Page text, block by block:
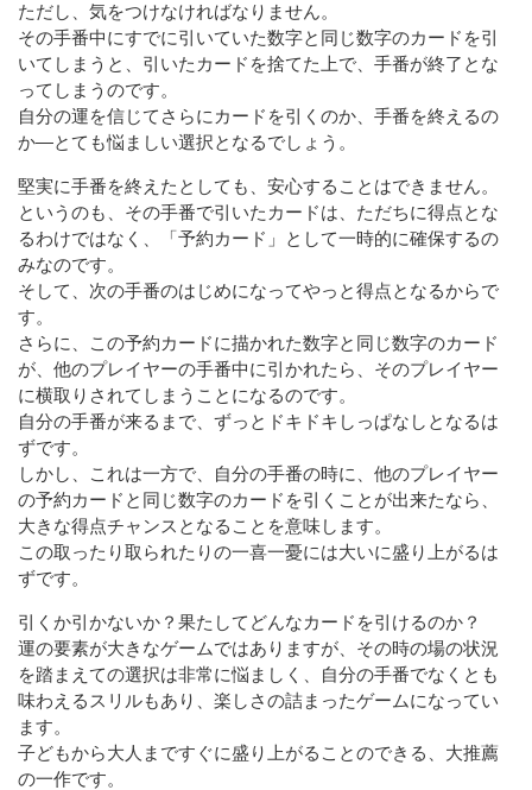
ただし、気をつけなければなりません。
その手番中にすでに引いていた数字と同じ数字のカードを引
いてしまうと、引いたカードを捨てた上で、手番が終了とな
ってしまうのです。
自分の運を信じてさらにカードを引くのか、手番を終えるの
か―とても悩ましい選択となるでしょう。
堅実に手番を終えたとしても、安心することはできません。
というのも、その手番で引いたカードは、ただちに得点とな
るわけではなく、「予約カード」として一時的に確保するの
みなのです。
そして、次の手番のはじめになってやっと得点となるからで
す。
さらに、この予約カードに描かれた数字と同じ数字のカード
が、他のプレイヤーの手番中に引かれたら、そのプレイヤー
に横取りされてしまうことになるのです。
自分の手番が来るまで、ずっとドキドキしっぱなしとなるは
ずです。
しかし、これは一方で、自分の手番の時に、他のプレイヤー
の予約カードと同じ数字のカードを引くことが出来たなら、
大きな得点チャンスとなることを意味します。
この取ったり取られたりの一喜一憂には大いに盛り上がるは
ずです。
引くか引かないか？果たしてどんなカードを引けるのか？
運の要素が大きなゲームではありますが、その時の場の状況
を踏まえての選択は非常に悩ましく、自分の手番でなくとも
味わえるスリルもあり、楽しさの詰まったゲームになってい
ます。
子どもから大人まですぐに盛り上がることのできる、大推薦
の一作です。